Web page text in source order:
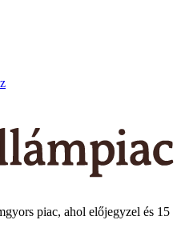
piac, ahol előjegyzel és 15